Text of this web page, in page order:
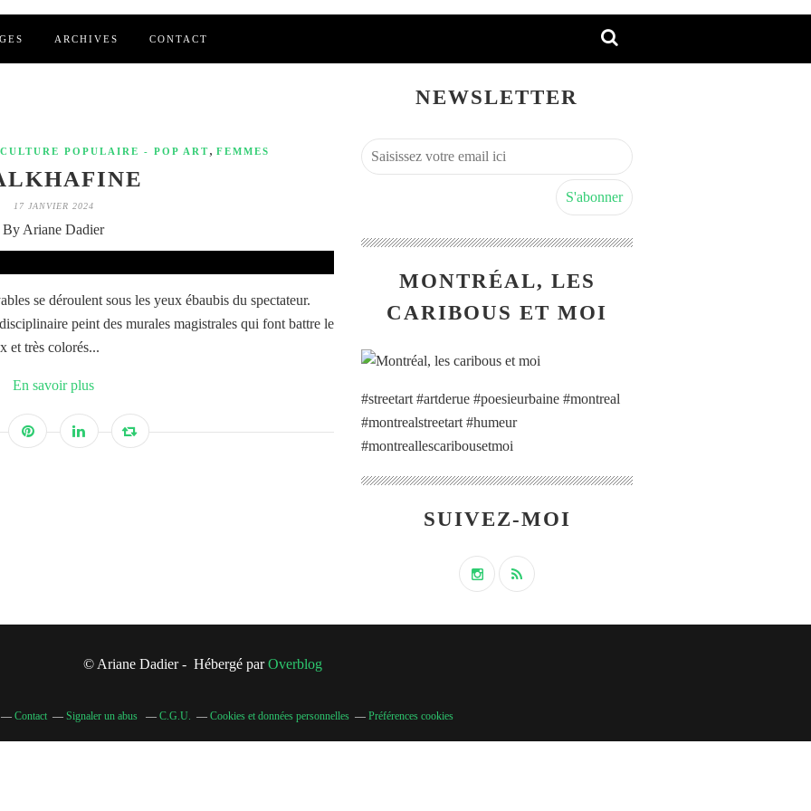
ARCHIVES CONTACT
CULTURE POPULAIRE - POP ART, FEMMES
17 JANVIER 2024
By Ariane Dadier
se déroulent sous les yeux ébaubis du spectateur.
peint des murales magistrales qui font battre le
et très colorés...
En savoir plus
NEWSLETTER
MONTRÉAL, LES
CARIBOUS ET MOI
#streetart #artderue #poesieurbaine #montreal
#montrealstreetart #humeur
#montreallescaribousetmoi
SUIVEZ-MOI
© Ariane Dadier - Hébergé parOverblog
Contact Signaler un abus C.G.U. Cookies et données personnelles Préférences cookies